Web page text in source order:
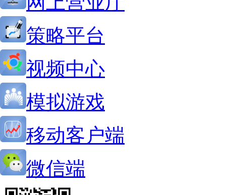
策略平台
视频中心
模拟游戏
移动客户端
微信端